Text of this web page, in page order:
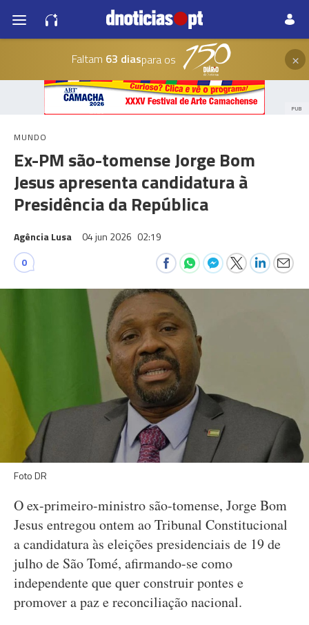
Faltam 63 diaspara os ×
PUB
MUNDO
Ex-PM são-tomense Jorge Bom
Jesus apresenta candidatura à
Presidência da República
Agência Lusa 04 jun 2026 02:19
0
Foto DR
O ex-primeiro-ministro são-tomense, Jorge Bom
Jesus entregou ontem ao Tribunal Constitucional
a candidatura às eleições presidenciais de 19 de
julho de São Tomé, afirmando-se como
independente que quer construir pontes e
promover a paz e reconciliação nacional.